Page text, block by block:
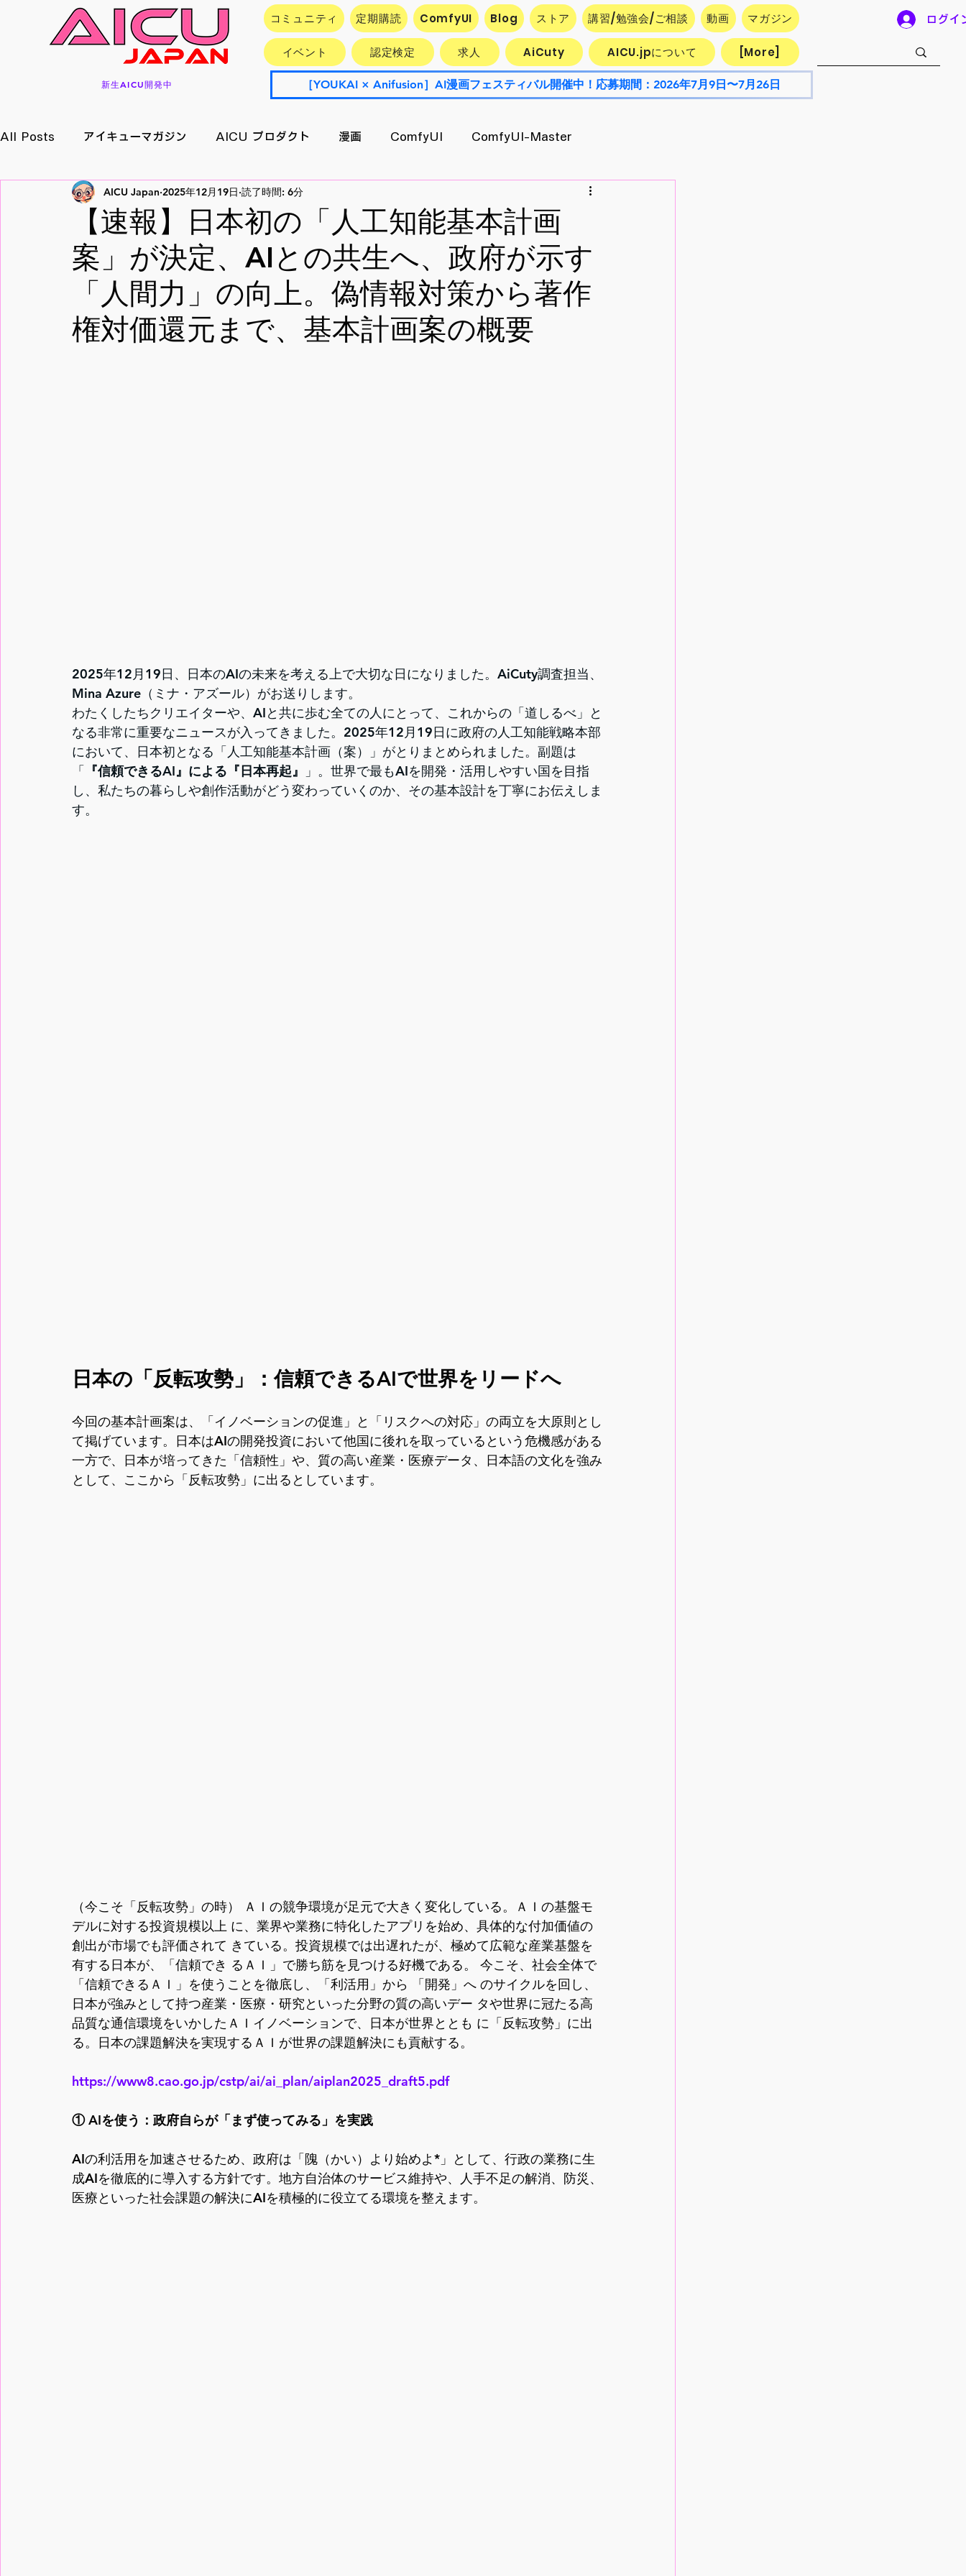
新生AICU開発中
コミュニティ 定期購読 ComfyUI Blog ストア 講習/勉強会/ご相談 動画 マガジン
イベント 認定検定 求人 AiCuty AICU.jpについて [More]
［YOUKAI × Anifusion］AI漫画フェスティバル開催中！応募期間：2026年7月9日〜7月26日
ログイ
All Posts アイキューマガジン AICU プロダクト 漫画 ComfyUI ComfyUI-Master
イベント情報 アプリ/サービス Research エクスポート
メイキング 月刊好アクセス StableDiffusion AI活用企業最前線 キャラ開発
【速報】日本初の「人工知能基本計画
案」が決定、AIとの共生へ、政府が示す
「人間力」の向上。偽情報対策から著作
権対価還元まで、基本計画案の概要
AICU Japan 2025年12月19日 読了時間: 6分
2025年12月19日、日本のAIの未来を考える上で大切な日になりました。AiCuty調査担当、
Mina Azure（ミナ・アズール）がお送りします。
わたくしたちクリエイターや、AIと共に歩む全ての人にとって、これからの「道しるべ」と
なる非常に重要なニュースが入ってきました。2025年12月19日に政府の人工知能戦略本部
において、日本初となる「人工知能基本計画（案）」がとりまとめられました。副題は
「 『信頼できるAI』による『日本再起』
」。世界で最もAIを開発・活用しやすい国を目指
し、私たちの暮らしや創作活動がどう変わっていくのか、その基本設計を丁寧にお伝えしま
す。
日本の「反転攻勢」：信頼できるAIで世界をリードへ
今回の基本計画案は、「イノベーションの促進」と「リスクへの対応」の両立を大原則とし
て掲げています。日本はAIの開発投資において他国に後れを取っているという危機感がある
一方で、日本が培ってきた「信頼性」や、質の高い産業・医療データ、日本語の文化を強み
として、ここから「反転攻勢」に出るとしています。
（今こそ「反転攻勢」の時） ＡＩの競争環境が足元で大きく変化している。ＡＩの基盤モ
デルに対する投資規模以上 に、業界や業務に特化したアプリを始め、具体的な付加価値の
創出が市場でも評価されて きている。投資規模では出遅れたが、極めて広範な産業基盤を
有する日本が、「信頼でき るＡＩ」で勝ち筋を見つける好機である。 今こそ、社会全体で
「信頼できるＡＩ」を使うことを徹底し、「利活用」から 「開発」へ のサイクルを回し、
日本が強みとして持つ産業・医療・研究といった分野の質の高いデー タや世界に冠たる高
品質な通信環境をいかしたＡＩイノベーションで、日本が世界ととも に「反転攻勢」に出
る。日本の課題解決を実現するＡＩが世界の課題解決にも貢献する。
https://www8.cao.go.jp/cstp/ai/ai_plan/aiplan2025_draft5.pdf
① AIを使う：政府自らが「まず使ってみる」を実践
AIの利活用を加速させるため、政府は「隗（かい）より始めよ*」として、行政の業務に生
成AIを徹底的に導入する方針です。地方自治体のサービス維持や、人手不足の解消、防災、
医療といった社会課題の解決にAIを積極的に役立てる環境を整えます。